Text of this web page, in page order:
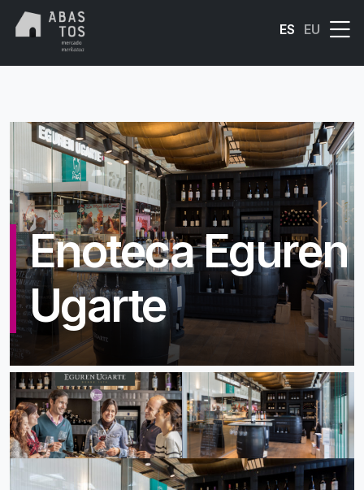
Skip to main content
ES
EU
Enoteca Eguren
Ugarte